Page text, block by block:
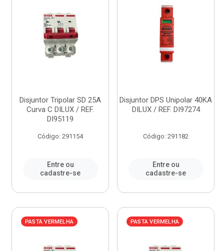
Disjuntor Tripolar SD 25A
Curva C DILUX / REF.
DI95119
Código: 291154
Entre ou
cadastre-se
Disjuntor DPS Unipolar 40KA
DILUX / REF. DI97274
Código: 291182
Entre ou
cadastre-se
PASTA VERMELHA PASTA VERMELHA